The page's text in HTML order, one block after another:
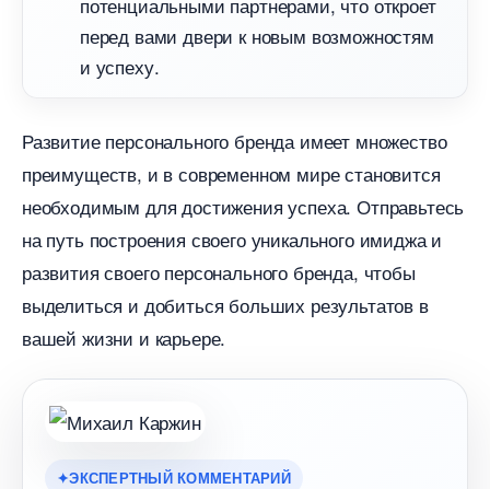
перед вами двери к новым возможностям
и успеху.
Развитие персонального бренда имеет множество
преимуществ, и в современном мире становится
необходимым для достижения успеха. Отправьтесь
на путь построения своего уникального имиджа и
развития своего персонального бренда, чтобы
ыделиться и добиться больших результато
ашей жизни и карьере.
ЭКСПЕРТНЫЙ КОММЕНТАРИЙ